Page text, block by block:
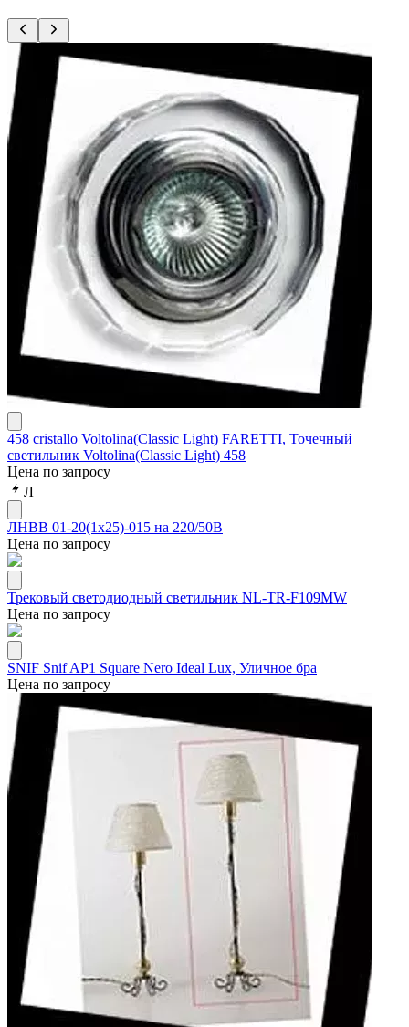
458 cristallo Voltolina(Classic Light) FARETTI, Точечный
светильник Voltolina(Classic Light) 458
Цена по запросу
Л
ЛНВВ 01-20(1х25)-015 на 220/50В
Цена по запросу
Трековый светодиодный светильник NL-TR-F109MW
Цена по запросу
SNIF Snif AP1 Square Nero Ideal Lux, Уличное бра
Цена по запросу